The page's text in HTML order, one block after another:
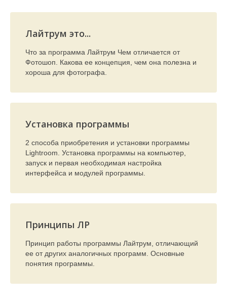
Лайтрум это...
Что за программа Лайтрум Чем отличается от
Фотошоп. Какова ее концепция, чем она полезна и
хороша для фотографа.
Установка программы
2 способа приобретения и установки программы
Lightroom. Установка программы на компьютер,
запуск и первая необходимая настройка
интерфейса и модулей программы.
Принципы ЛР
Принцип работы программы Лайтрум, отличающий
ее от других аналогичных программ. Основные
понятия программы.